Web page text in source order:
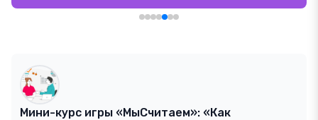
Мини-курс игры «МыСчитаем»: «Как